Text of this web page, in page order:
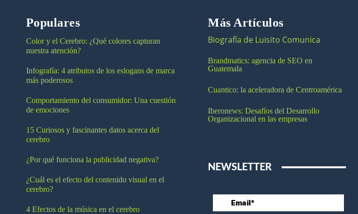
Populares
Color y el Cerebro: ¿Qué colores capturan
nuestra atención?
Infografía: 4 atributos de los eslogans de marca
más poderosos
Comportamiento del consumidor: Una cuestión
de emociones
15 Curiosos y fascinantes datos acerca del
cerebro
¿Por qué funciona la publicidad negativa?
¿Cuál es el efecto del contenido visual en el
cerebro?
4 Efectos de la música en el cerebro
Más Artículos
Biografía de Luisito Comunica
Brandmatics: agencia de SEO en
Guatemala
Cuantico: la aceleradora de Centroamérica
Iberonews: Desafíos del Desarrollo
Organizacional en las empresas
NEWSLETTER